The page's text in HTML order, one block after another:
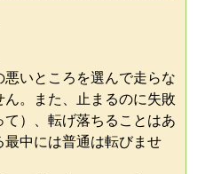
いところを選んで走らな
。また、止まるのに失敗
て）、転げ落ちることはあ
最中には普通は転びませ